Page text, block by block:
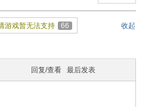
收起
游戏暂无法支持 66
回复/查看 最后发表